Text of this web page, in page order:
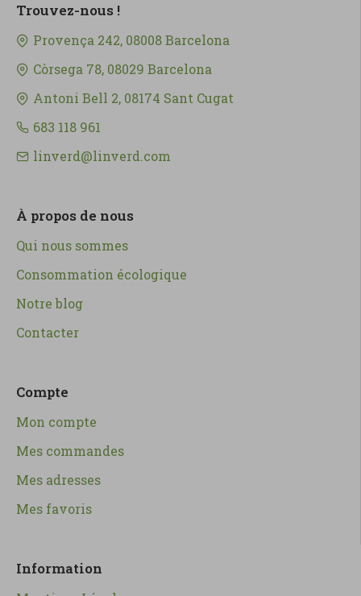
Trouvez-nous !
Provença 242, 08008 Barcelona
Còrsega 78, 08029 Barcelona
Antoni Bell 2, 08174 Sant Cugat
683 118 961
linverd@linverd.com
À propos de nous
Qui nous sommes
Consommation écologique
Notre blog
Contacter
Compte
Mon compte
Mes commandes
Mes adresses
Mes favoris
Information